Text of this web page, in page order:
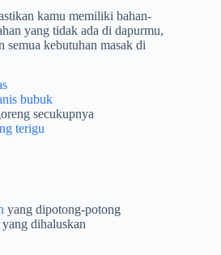
kamu memiliki bahan-
yang tidak ada di dapurmu,
semua kebutuhan masak di
bubuk
secukupnya
terigu
yang dipotong-potong
yang dihaluskan